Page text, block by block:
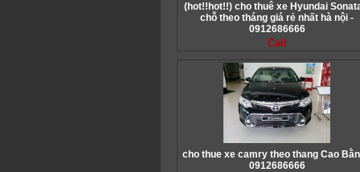
(hot!!hot!!) cho thuê xe Hyundai
chỗ theo tháng giá rẻ nhất hà nội -
0912686666
Call
cho thue xe camry theo thang Cao
0912686666